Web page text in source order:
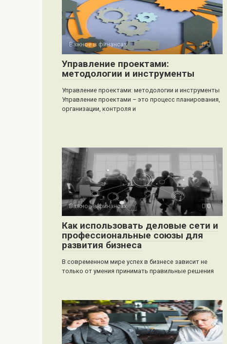
Важное в финансах 0
Управление проектами:
методологии и инструменты
Управление проектами: методологии и инструменты
Управление проектами – это процесс планирования,
организации, контроля и
Важное в финансах 0
Как использовать деловые сети и
профессиональные союзы для
развития бизнеса
В современном мире успех в бизнесе зависит не
только от умения принимать правильные решения